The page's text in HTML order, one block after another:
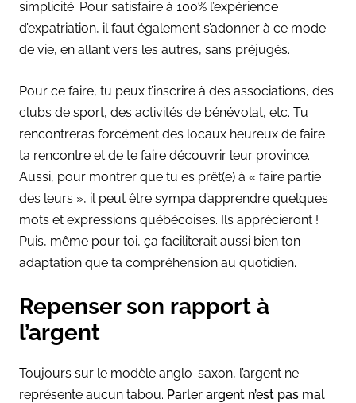
simplicité. Pour satisfaire à 100% l’expérience
d’expatriation, il faut également s’adonner à ce mode
de vie, en allant vers les autres, sans préjugés.
Pour ce faire, tu peux t’inscrire à des associations, des
clubs de sport, des activités de bénévolat, etc. Tu
rencontreras forcément des locaux heureux de faire
ta rencontre et de te faire découvrir leur province.
Aussi, pour montrer que tu es prêt(e) à « faire partie
des leurs », il peut être sympa d’apprendre quelques
mots et expressions québécoises. Ils apprécieront !
Puis, même pour toi, ça faciliterait aussi bien ton
adaptation que ta compréhension au quotidien.
Repenser son rapport à
l’argent
Toujours sur le modèle anglo-saxon, l’argent ne
représente aucun tabou. Parler argent n’est pas mal